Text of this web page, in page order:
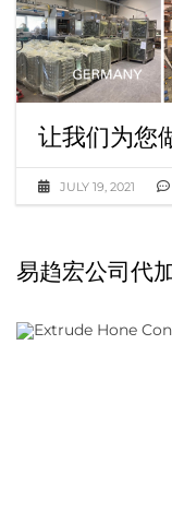
让我们为您
JULY 19, 2021
易趋宏公司代